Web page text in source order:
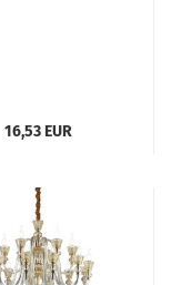
16,53 EUR